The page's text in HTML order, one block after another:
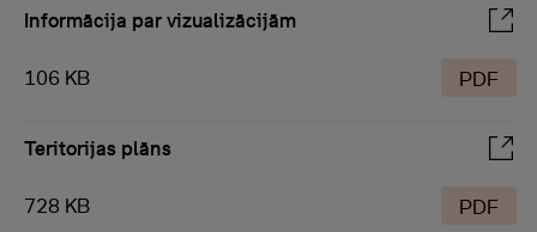
Informācija par vizualizācijām
106 KB PDF
Teritorijas plāns
728 KB PDF